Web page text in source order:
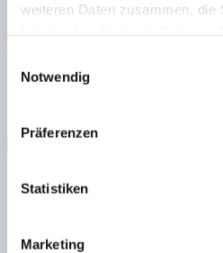
weiteren Daten zusammen, die
Notwendig
Präferenzen
Statistiken
Marketing
Ref:15175
Schlafzimmer